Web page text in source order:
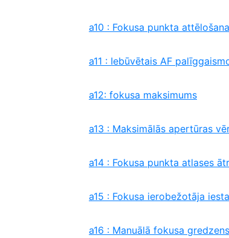
a10 : Fokusa punkta attēlošana
a11 : Iebūvētais AF
a12: fokusa maksimums
a13 : Maksimālās apertūras
a14 : Fokusa punkta atlases
a15 : Fokusa ierobežotāja
a16 : Manuālā fokusa